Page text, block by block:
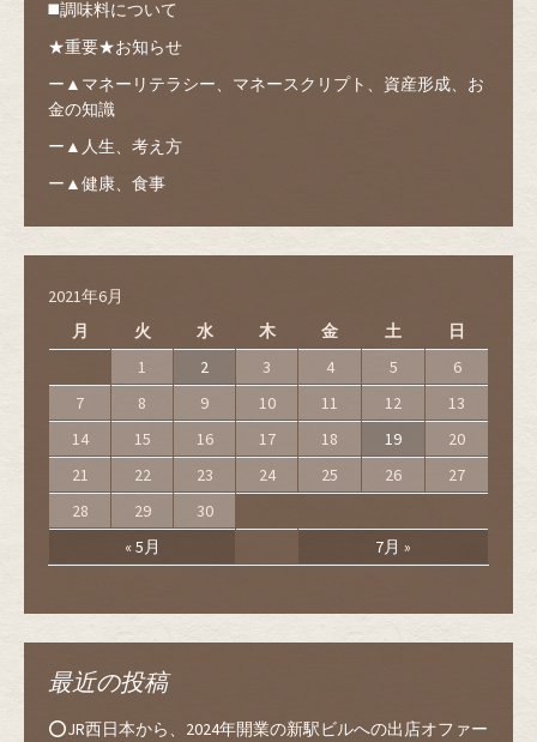
◼️調味料について
★重要★お知らせ
ー▲マネーリテラシー、マネースクリプト、資産形成、お
金の知識
ー▲人生、考え方
ー▲健康、食事
2021年6月
月
火 水 木 金 土 日
« 5月 7月 »
1 2 3 4 5
6
7
8 9 10 11 12
13
14
15 16 17 18 19
20
21
22 23 24 25 26
27
28
29 30
最近の投稿
⭕️JR西日本から、2024年開業の新駅ビルへの出店オファー